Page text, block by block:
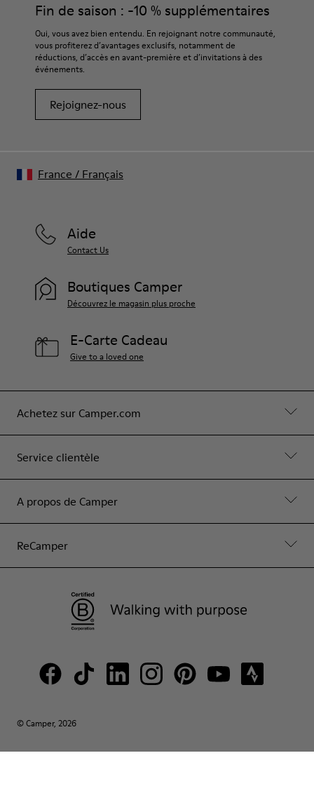
Fin de saison : -10 % supplémentaires
Oui, vous avez bien entendu. En rejoignant notre communauté,
vous profiterez d’avantages exclusifs, notamment de
réductions, d’accès en avant-première et d’invitations à des
événements.
Rejoignez-nous
Achetez sur Camper.com
Service clientèle
A propos de Camper
ReCamper
Aide
Contact Us
Boutiques Camper
Découvrez le magasin plus proche
E-Carte Cadeau
Give to a loved one
© Camper, 2026
France / Français